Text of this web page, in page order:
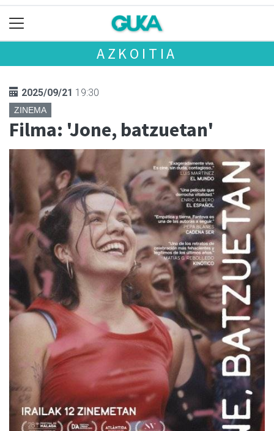
AZKOITIA
2025/09/21 19:30
ZINEMA
Filma: 'Jone, batzuetan'